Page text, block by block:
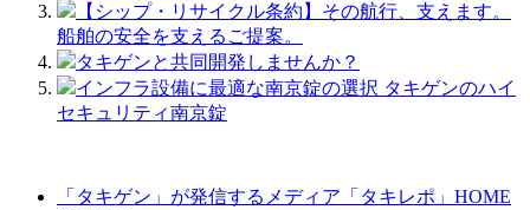
【シップ・リサイクル条約】その航行、支えます。
船舶の安全を支えるご提案。
タキゲンと共同開発しませんか？
インフラ設備に最適な南京錠の選択 タキゲンのハイ
セキュリティ南京錠
「タキゲン」が発信するメディア「タキレポ」HOME